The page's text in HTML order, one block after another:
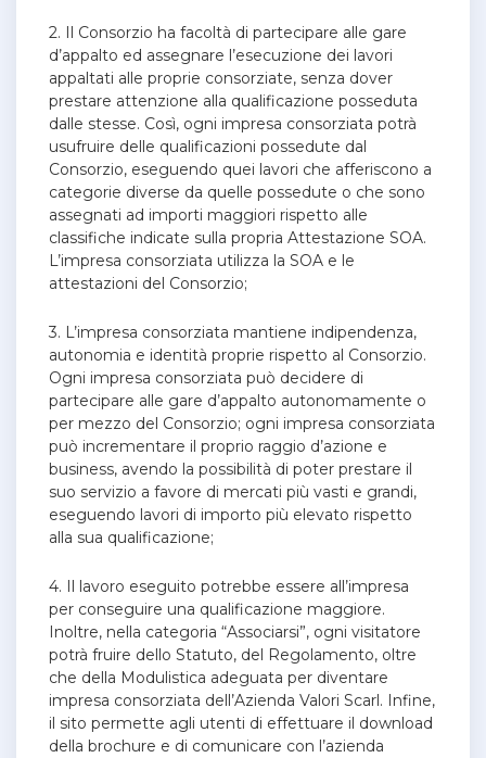
2. Il Consorzio ha facoltà di partecipare alle gare
d’appalto ed assegnare l’esecuzione dei lavori
appaltati alle proprie consorziate, senza dover
prestare attenzione alla qualificazione posseduta
dalle stesse. Così, ogni impresa consorziata potrà
usufruire delle qualificazioni possedute dal
Consorzio, eseguendo quei lavori che afferiscono a
categorie diverse da quelle possedute o che sono
assegnati ad importi maggiori rispetto alle
classifiche indicate sulla propria Attestazione SOA.
L’impresa consorziata utilizza la SOA e le
attestazioni del Consorzio;
3. L’impresa consorziata mantiene indipendenza,
autonomia e identità proprie rispetto al Consorzio.
Ogni impresa consorziata può decidere di
partecipare alle gare d’appalto autonomamente o
per mezzo del Consorzio; ogni impresa consorziata
può incrementare il proprio raggio d’azione e
business, avendo la possibilità di poter prestare il
suo servizio a favore di mercati più vasti e grandi,
eseguendo lavori di importo più elevato rispetto
alla sua qualificazione;
4. Il lavoro eseguito potrebbe essere all’impresa
per conseguire una qualificazione maggiore.
Inoltre, nella categoria “Associarsi”, ogni visitatore
potrà fruire dello Statuto, del Regolamento, oltre
che della Modulistica adeguata per diventare
impresa consorziata dell’Azienda Valori Scarl. Infine,
il sito permette agli utenti di effettuare il download
della brochure e di comunicare con l’azienda